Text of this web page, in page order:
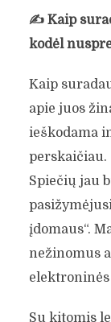
✍️ Kaip
kodėl
Kaip
apie juos
ieškodama
perskaičiau.
Spiečių jau
įdomaus“.
nežinomus
Su kitomis